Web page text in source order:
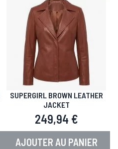
SUPERGIRL BROWN LEATHER
JACKET
249,94 €
AJOUTER AU PANIER